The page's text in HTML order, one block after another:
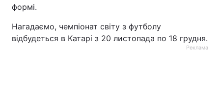
формі.
Нагадаємо, чемпіонат світу з футболу
відбудеться в Катарі з 20 листопада по 18 грудня.
Реклама